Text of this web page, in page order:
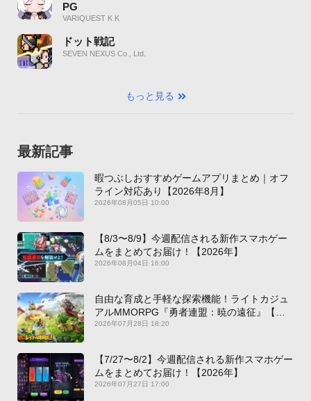
PG
VARIQUEST K K
ドット戦記
SEVEN NEXUS Co., Ltd.
もっと見る
最新記事
暇つぶしおすすめゲームアプリまとめ｜オフ
ライン対応あり【2026年8月】
2026年08月05日 10:00
【8/3〜8/9】今週配信される新作スマホゲー
ムをまとめてお届け！【2026年】
2026年08月04日 16:00
自由な育成と手軽な探索機能！ライトカジュ
アルMMORPG『勇者連盟：暁の遠征』【最
新作PICKUP】
2026年07月28日 18:20
【7/27〜8/2】今週配信される新作スマホゲー
ムをまとめてお届け！【2026年】
2026年07月27日 17:00